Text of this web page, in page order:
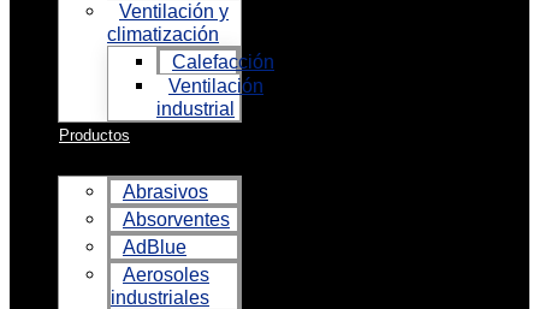
Ventilación y
climatización
Calefacción
Ventilación
industrial
Productos
Abrasivos
Absorventes
AdBlue
Aerosoles
industriales